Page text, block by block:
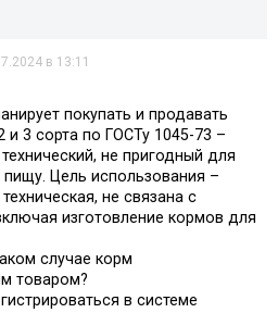
в 13:11
покупать и продавать
3 сорта по ГОСТу 1045-73 –
не пригодный для
пищу. Цель использования –
не связана с
изготовление кормов для
случае корм
товаром?
в системе